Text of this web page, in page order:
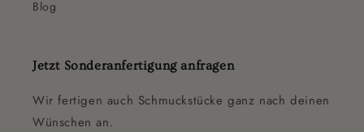
Blog
Jetzt Sonderanfertigung anfragen
Wir fertigen auch Schmuckstücke ganz nach deinen
Wünschen an.